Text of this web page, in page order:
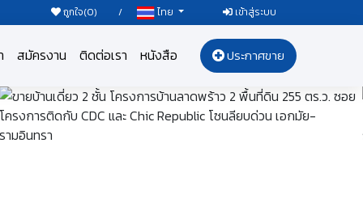
ถูกใจ(0) / ไทย เข้าสู่ระบบ
สมัครงาน ติดต่อเรา หนังสือ ประกาศขาย